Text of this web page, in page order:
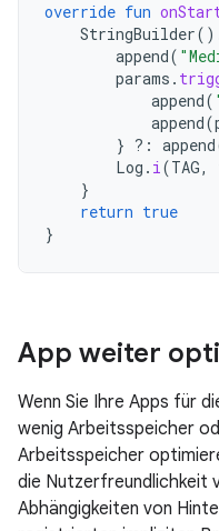
override fun
StringBuilder
append(
params .
append(
append(
} ?: append
Log . i(TAG,
}
return true
}
App weiter
Wenn Sie Ihre Apps für
wenig Arbeitsspeicher
Arbeitsspeicher
die Nutzerfreundlichkeit
Abhängigkeiten von